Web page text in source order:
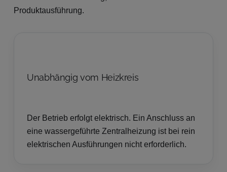
Produktausführung.
Unabhängig vom Heizkreis
Der Betrieb erfolgt elektrisch. Ein Anschluss an
eine wassergeführte Zentralheizung ist bei rein
elektrischen Ausführungen nicht erforderlich.